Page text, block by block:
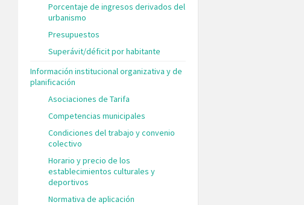
Porcentaje de ingresos derivados del
urbanismo
Presupuestos
Superávit/déficit por habitante
Información institucional organizativa y de
planificación
Asociaciones de Tarifa
Competencias municipales
Condiciones del trabajo y convenio
colectivo
Horario y precio de los
establecimientos culturales y
deportivos
Normativa de aplicación